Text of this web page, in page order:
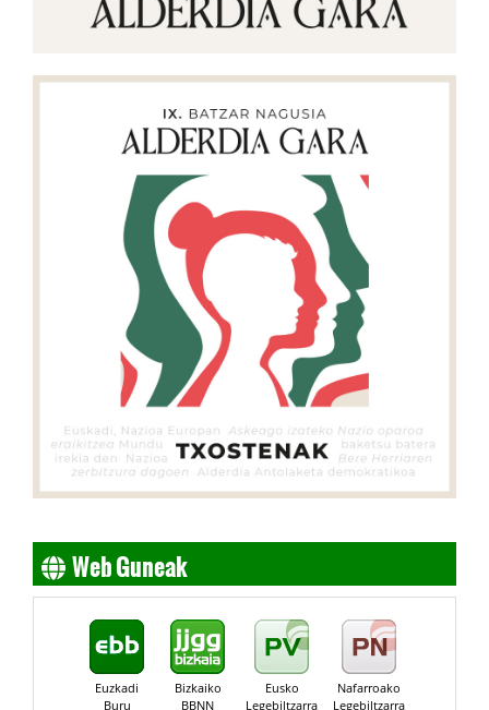
Web Guneak
Euzkadi
Buru
Bizkaiko
BBNN
Eusko
Legebiltzarra
Nafarroako
Legebiltzarra